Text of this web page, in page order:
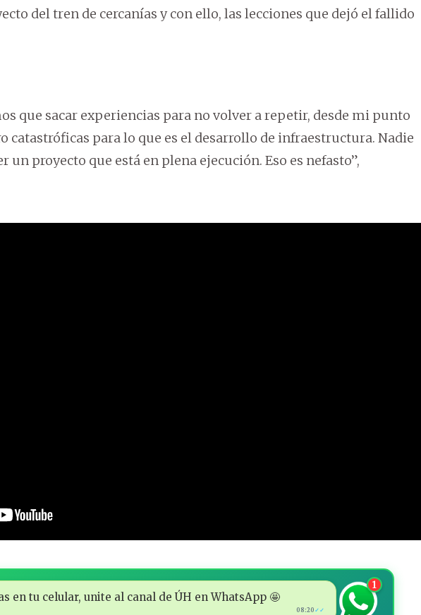
del tren de cercanías y con ello, las lecciones que dejó el fallido
que sacar experiencias para no volver a repetir, desde mi punto
catastróficas para lo que es el desarrollo de infraestructura. Nadie
un proyecto que está en plena ejecución. Eso es nefasto”,
en tu celular, unite al canal de ÚH en WhatsApp 🤩
08:20 ✓✓
1